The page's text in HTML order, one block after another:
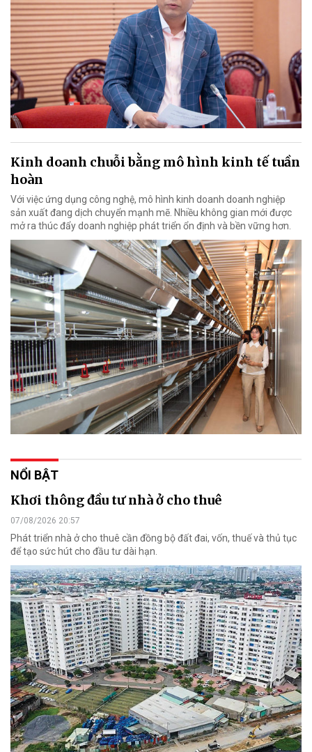
Kinh doanh chuỗi bằng mô hình kinh tế tuần
hoàn
Với việc ứng dụng công nghệ, mô hình kinh doanh doanh nghiệp
sản xuất đang dịch chuyển mạnh mẽ. Nhiều không gian mới được
mở ra thúc đẩy doanh nghiệp phát triển ổn định và bền vững hơn.
NỔI BẬT
Khơi thông đầu tư nhà ở cho thuê
07/08/2026 20:57
Phát triển nhà ở cho thuê cần đồng bộ đất đai, vốn, thuế và thủ tục
để tạo sức hút cho đầu tư dài hạn.